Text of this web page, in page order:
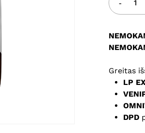
Greitas
LP
DPD